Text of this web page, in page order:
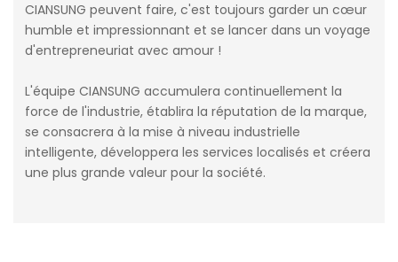
CIANSUNG peuvent faire, c'est toujours garder un cœur
humble et impressionnant et se lancer dans un voyage
d'entrepreneuriat avec amour !
L'équipe CIANSUNG accumulera continuellement la
force de l'industrie, établira la réputation de la marque,
se consacrera à la mise à niveau industrielle
intelligente, développera les services localisés et créera
une plus grande valeur pour la société.